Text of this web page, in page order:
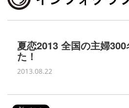
夏恋2013 全国の主婦
た！
2013.08.22